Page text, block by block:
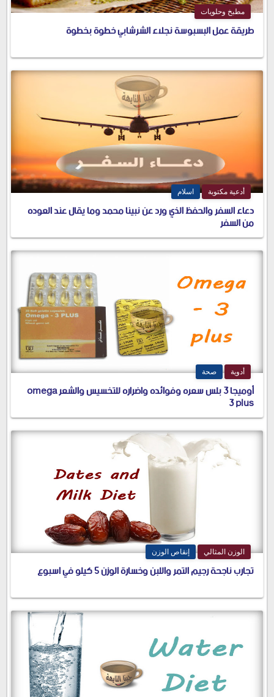
مطبخ وحلويات
طريقة عمل البسبوسة نجلاء الشرشابي خطوة بخطوة
أدعية مكتوبة اسلام
دعاء السفر والحفظ الذي ورد عن نبينا محمد وما يقال عند العوده
من السفر
أدوية صحة
أوميجا 3 بلس سعره وفوائده واضراره للتخسيس والشعر omega
3 plus
الوزن المثالي إنقاص الوزن
تجارب ناجحة رجيم التمر واللبن وخسارة الوزن 5 كيلو في اسبوع